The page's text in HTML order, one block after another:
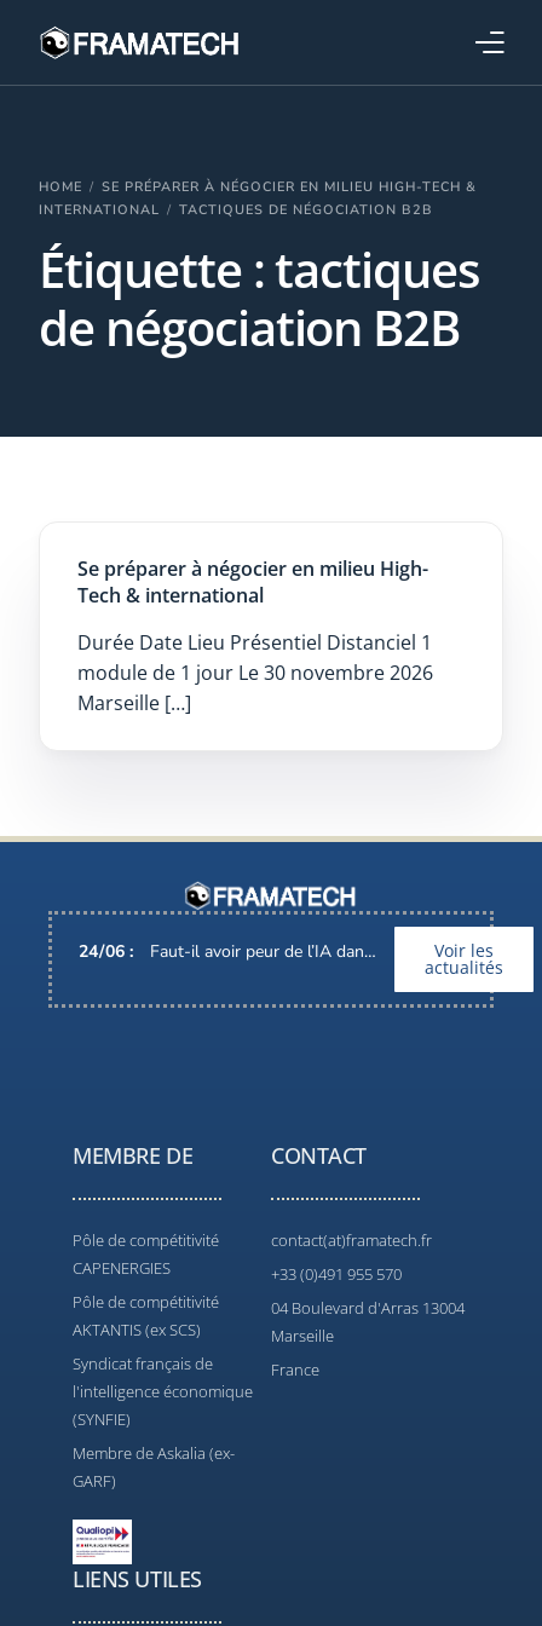
HOME
SE PRÉPARER À NÉGOCIER EN MILIEU HIGH-TECH &
INTERNATIONAL
TACTIQUES DE NÉGOCIATION B2B
Étiquette :tactiques
de négociation B2B
Se préparer à négocier en milieu High-
Tech & international
Durée Date Lieu Présentiel Distanciel 1
module de 1 jour Le 30 novembre 2026
Marseille […]
24/06 : Faut-il avoir peur de l’IA dans nos métiers ? Voir les
actualités
MEMBRE DE
Pôle de compétitivité
CAPENERGIES
Pôle de compétitivité
AKTANTIS (ex SCS)
Syndicat français de
l'intelligence économique
(SYNFIE)
Membre de Askalia (ex-
GARF)
CONTACT
contact(at)framatech.fr
+33 (0)491 955 570
04 Boulevard d'Arras 13004
Marseille
France
LIENS UTILES
Formations
Performance électronique
Stratégies industrielles